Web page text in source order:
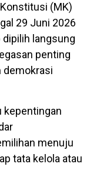
(MK)
29 Juni 2026
langsung
penting
demokrasi
kepentingan
menuju
tata kelola atau